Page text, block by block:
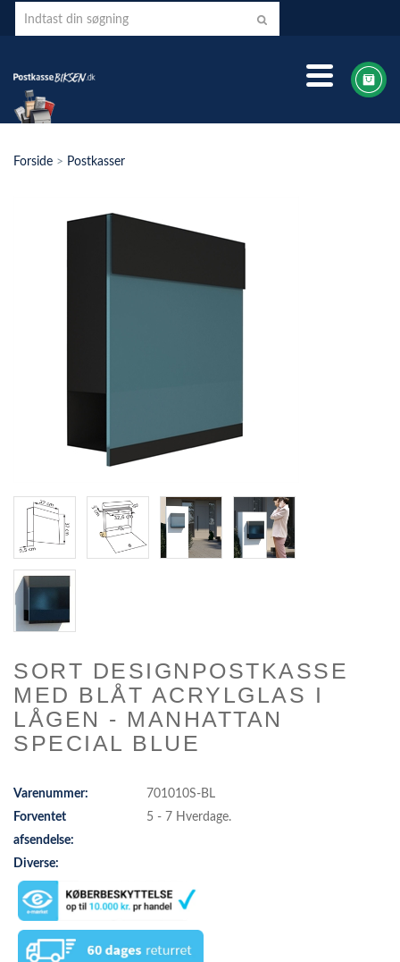
Forside > Postkasser
SORT DESIGNPOSTKASSE
MED BLÅT ACRYLGLAS I
LÅGEN - MANHATTAN
SPECIAL BLUE
Varenummer:
701010S-BL
Forventet
afsendelse:
5 - 7 Hverdage.
Diverse: